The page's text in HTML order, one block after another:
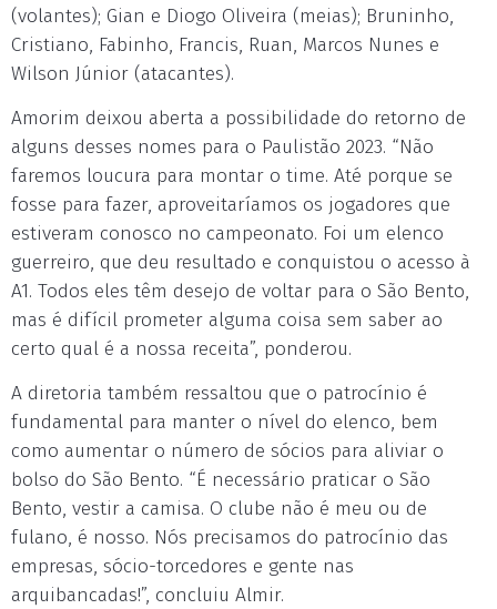
(volantes); Gian e Diogo Oliveira (meias); Bruninho,
Cristiano, Fabinho, Francis, Ruan, Marcos Nunes e
Wilson Júnior (atacantes).
Amorim deixou aberta a possibilidade do retorno de
alguns desses nomes para o Paulistão 2023. “Não
faremos loucura para montar o time. Até porque se
fosse para fazer, aproveitaríamos os jogadores que
estiveram conosco no campeonato. Foi um elenco
guerreiro, que deu resultado e conquistou o acesso à
A1. Todos eles têm desejo de voltar para o São Bento,
mas é difícil prometer alguma coisa sem saber ao
certo qual é a nossa receita”, ponderou.
A diretoria também ressaltou que o patrocínio é
fundamental para manter o nível do elenco, bem
como aumentar o número de sócios para aliviar o
bolso do São Bento. “É necessário praticar o São
Bento, vestir a camisa. O clube não é meu ou de
fulano, é nosso. Nós precisamos do patrocínio das
empresas, sócio-torcedores e gente nas
arquibancadas!”, concluiu Almir.